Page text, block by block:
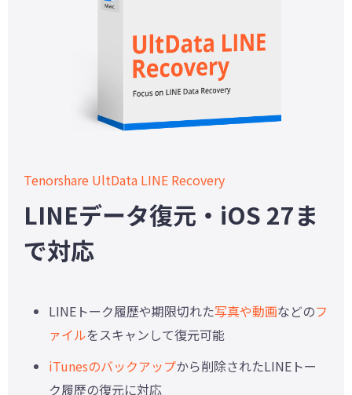
Tenorshare UltData LINE Recovery
LINEデータ復元・iOS 27ま
で対応
LINEトーク履歴や期限切れた写真や動画などのフ
ァイルをスキャンして復元可能
iTunesのバックアップから削除されたLINEトー
ク履歴の復元に対応